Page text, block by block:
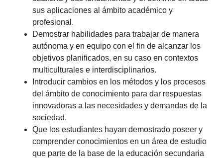
sus aplicaciones al ámbito académico y
profesional.
Demostrar habilidades para trabajar de manera
autónoma y en equipo con el fin de alcanzar los
objetivos planificados, en su caso en contextos
multiculturales e interdisciplinarios.
Introducir cambios en los métodos y los procesos
del ámbito de conocimiento para dar respuestas
innovadoras a las necesidades y demandas de la
sociedad.
Que los estudiantes hayan demostrado poseer y
comprender conocimientos en un área de estudio
que parte de la base de la educación secundaria